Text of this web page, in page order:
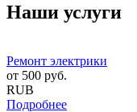
Наши услуги
Ремонт электрики
от 500 руб.
RUB
Подробнее